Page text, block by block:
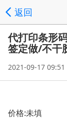
返回
代打印条形
签定做/不干
2021-09-17
价格:未填